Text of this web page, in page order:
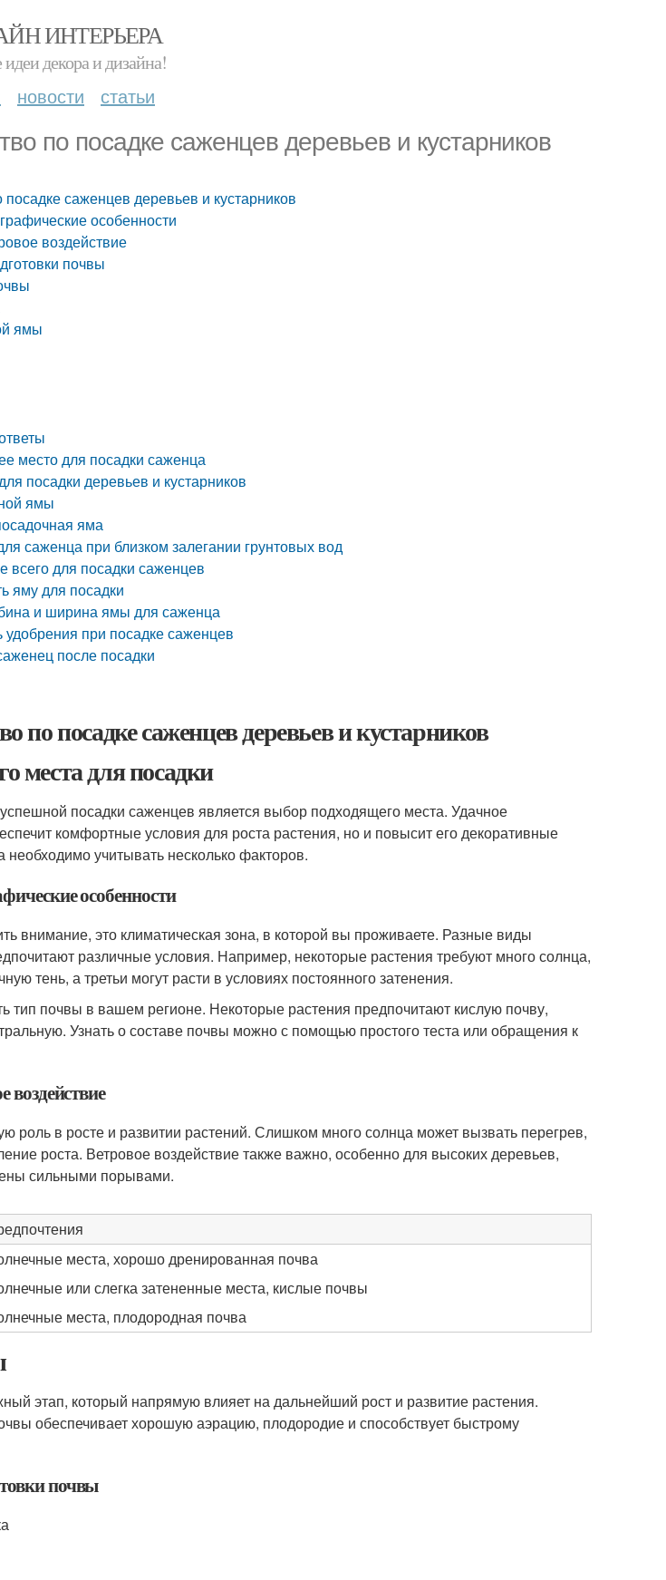
ИНТЕРЬЕРА
декора и дизайна!
новости статьи
по посадке саженцев деревьев и кустарников
саженцев деревьев и кустарников
особенности
воздействие
почвы
ямы
место для посадки саженца
посадки деревьев и кустарников
ямы
яма
саженца при близком залегании грунтовых вод
всего для посадки саженцев
яму для посадки
и ширина ямы для саженца
при посадке саженцев
после посадки
по посадке саженцев деревьев и кустарников
места для посадки
посадки саженцев является выбор подходящего места. Удачное
комфортные условия для роста растения, но и повысит его декоративные
учитывать несколько факторов.
особенности
внимание, это климатическая зона, в которой вы проживаете. Разные виды
различные условия. Например, некоторые растения требуют много солнца,
тень, а третьи могут расти в условиях постоянного затенения.
тип почвы в вашем регионе. Некоторые растения предпочитают кислую почву,
Узнать о составе почвы можно с помощью простого теста или обращения к
воздействие
роль в росте и развитии растений. Слишком много солнца может вызвать перегрев,
роста. Ветровое воздействие также важно, особенно для высоких деревьев,
сильными порывами.
места, хорошо дренированная почва
или слегка затененные места, кислые почвы
места, плодородная почва
этап, который напрямую влияет на дальнейший рост и развитие растения.
обеспечивает хорошую аэрацию, плодородие и способствует быстрому
почвы